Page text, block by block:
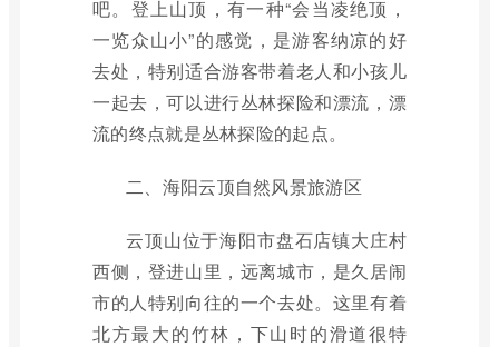
吧。登上山顶，有一种“会当凌绝顶，
一览众山小”的感觉，是游客纳凉的好
去处，特别适合游客带着老人和小孩儿
一起去，可以进行丛林探险和漂流，漂
流的终点就是丛林探险的起点。
二、海阳云顶自然风景旅游区
云顶山位于海阳市盘石店镇大庄村
西侧，登进山里，远离城市，是久居闹
市的人特别向往的一个去处。这里有着
北方最大的竹林，下山时的滑道很特